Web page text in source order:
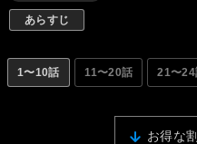
あらすじ
1〜10話 11〜20話 21〜24
お得な